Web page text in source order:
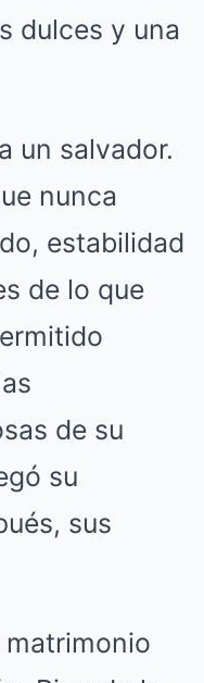
dulces y una
un salvador.
nunca
estabilidad
de lo que
de su
su
sus
matrimonio